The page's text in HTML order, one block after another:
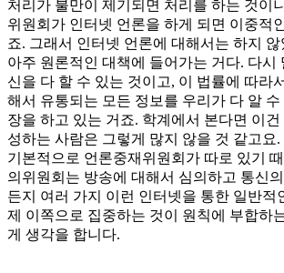
처리가 불만이 제기되면 처리를 하는 것이
위원회가 인터넷 언론을 하게 되면 이중적
죠. 그래서 인터넷 언론에 대해서는 하지
아주 원론적인 대책에 들어가는 거다. 다시
신을 다 할 수 있는 것이고, 이 법률에 따라
해서 유통되는 모든 정보를 우리가 다 알
장을 하고 있는 거죠. 학계에서 본다면 이
성하는 사람은 그렇게 많지 않을 것 같고요.
기본적으로 언론중재위원회가 따로 있기
의위원회는 방송에 대해서 심의하고 통신
든지 여러 가지 이런 인터넷을 통한 일반적
제 이쪽으로 집중하는 것이 원칙에 부합하
게 생각을 합니다.